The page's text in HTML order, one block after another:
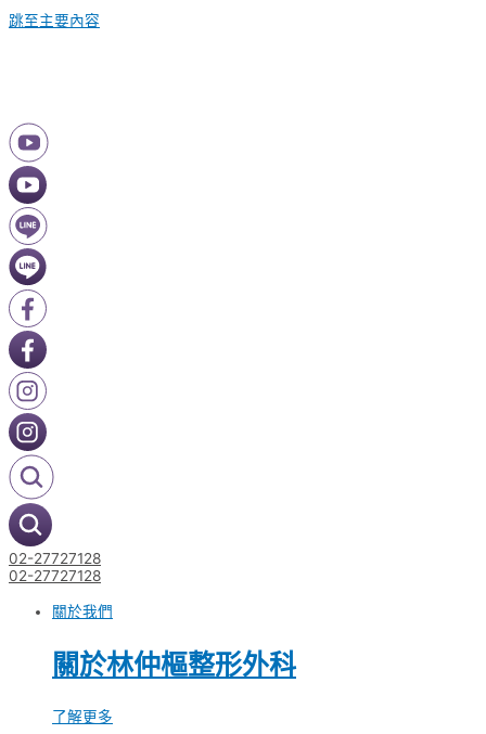
跳至主要內容
02-27727128
02-27727128
關於我們
關於林仲樞整形外科
了解更多